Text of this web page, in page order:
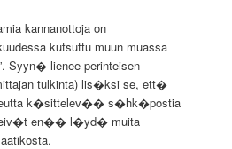
kannanottoja on
kutsuttu muun muassa
Syyn� lienee perinteisen
tulkinta) lis�ksi se, ett�
k�sittelev�� s�hk�postia
eiv�t en�� l�yd� muita